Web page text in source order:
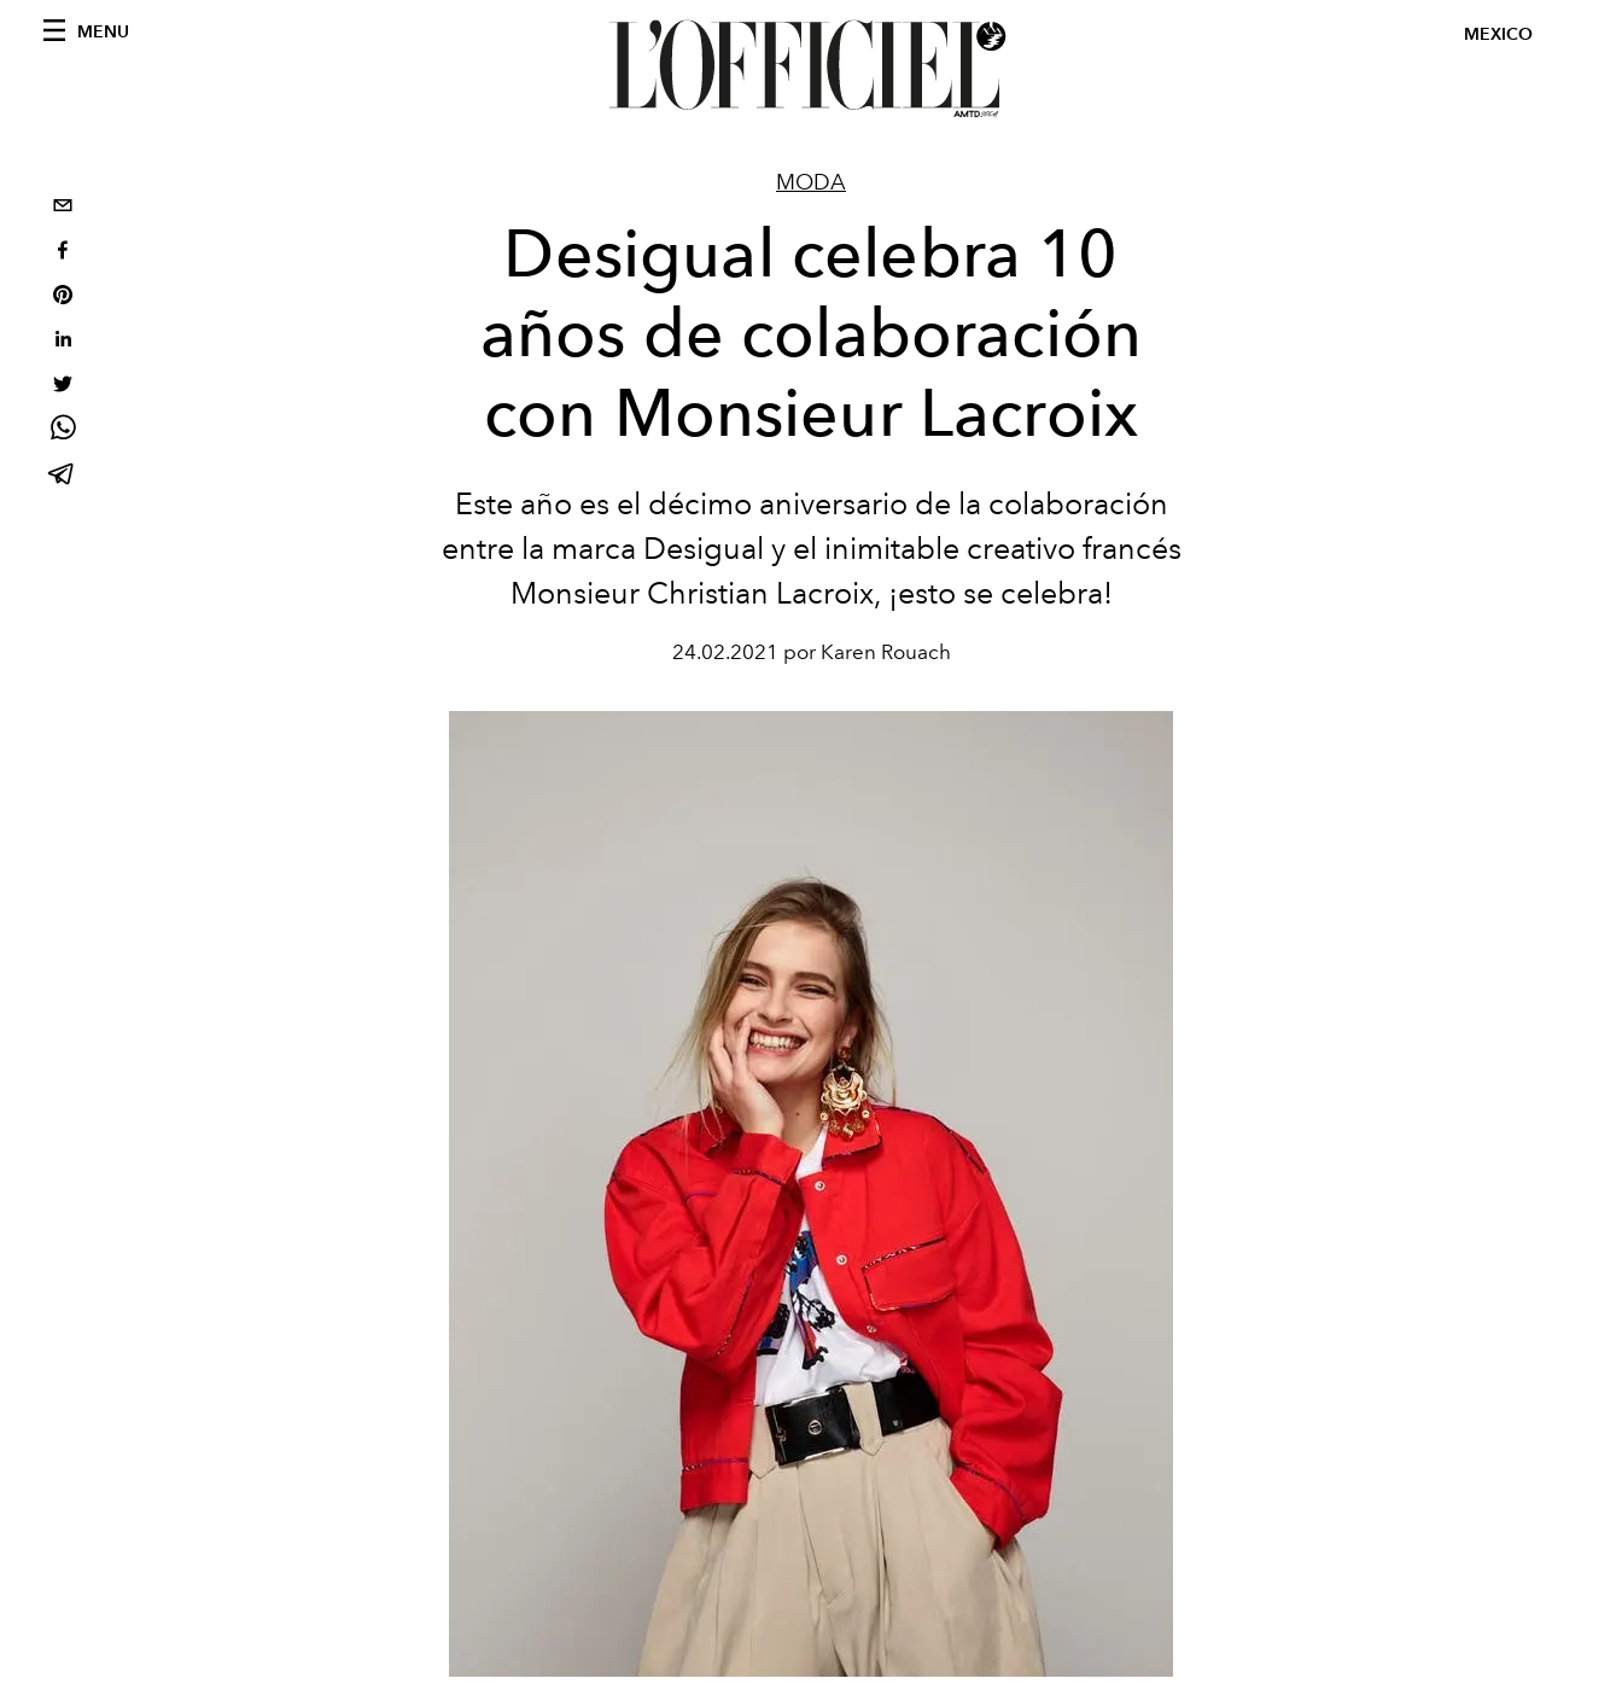
MENU MEXICO
MODA
Desigual celebra 10
años de colaboración
con Monsieur Lacroix
Este año es el décimo aniversario de la colaboración
entre la marca Desigual y el inimitable creativo francés
Monsieur Christian Lacroix, ¡esto se celebra!
24.02.2021 por Karen Rouach